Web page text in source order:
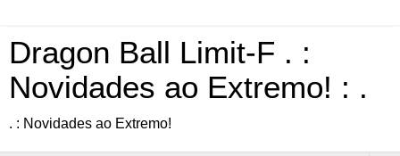
Dragon Ball Limit-F . :
Novidades ao Extremo! : .
. : Novidades ao Extremo!